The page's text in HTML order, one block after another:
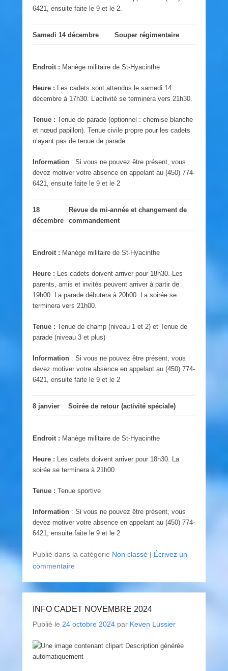
6421, ensuite faite le 9 et le 2.
Samedi 14 décembre Souper régimentaire
Endroit : Manège militaire de St-Hyacinthe
Heure : Les cadets sont attendus le samedi 14
décembre à 17h30. L’activité se terminera vers 21h30.
Tenue : Tenue de parade (optionnel : chemise blanche
et nœud papillon). Tenue civile propre pour les cadets
n’ayant pas de tenue de parade.
Information : Si vous ne pouvez être présent, vous
devez motiver votre absence en appelant au (450) 774-
6421, ensuite faite le 9 et le 2
18
décembre
Revue de mi-année et changement de
commandement
Endroit : Manège militaire de St-Hyacinthe
Heure : Les cadets doivent arriver pour 18h30. Les
parents, amis et invités peuvent arriver à partir de
19h00. La parade débutera à 20h00. La soirée se
terminera vers 21h00.
Tenue : Tenue de champ (niveau 1 et 2) et Tenue de
parade (niveau 3 et plus)
Information : Si vous ne pouvez être présent, vous
devez motiver votre absence en appelant au (450) 774-
6421, ensuite faite le 9 et le 2
8 janvier Soirée de retour (activité spéciale)
Endroit : Manège militaire de St-Hyacinthe
Heure : Les cadets doivent arriver pour 18h30. La
soirée se terminera à 21h00.
Tenue : Tenue sportive
Information : Si vous ne pouvez être présent, vous
devez motiver votre absence en appelant au (450) 774-
6421, ensuite faite le 9 et le 2
Publié dans la catégorie Non classé | Écrivez un
commentaire
INFO CADET NOVEMBRE 2024
Publié le 24 octobre 2024 par Keven Lussier